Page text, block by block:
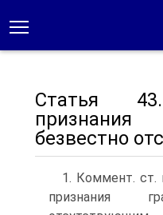
Статья
безвестно
1. Коммент. ст.
признания